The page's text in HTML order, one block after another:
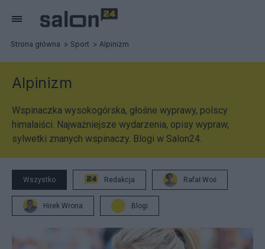
Strona główna Sport Alpinizm
Alpinizm
Wspinaczka wysokogórska, głośne wyprawy, polscy
himalaiści. Najważniejsze wydarzenia, opisy wypraw,
sylwetki znanych wspinaczy. Blogi w Salon24.
Wszystko Redakcja Rafał Woś
Hirek Wrona Blogi